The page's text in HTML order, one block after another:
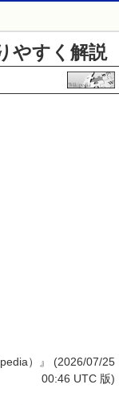
やすく解説
）』 (2026/07/25
00:46 UTC 版)